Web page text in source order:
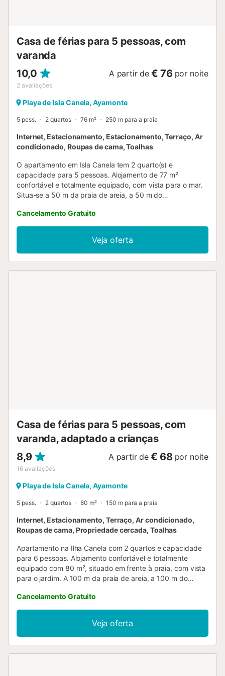
Casa de férias para 5 pessoas, com
varanda
10,0
2 avaliações
A partir de € 76 por noite
Playa de Isla Canela, Ayamonte
5 pess. 2 quartos 76 m² 250 m para a praia
Internet, Estacionamento, Estacionamento, Terraço, Ar
condicionado, Roupas de cama, Toalhas
O apartamento em Isla Canela tem 2 quarto(s) e
capacidade para 5 pessoas. Alojamento de 77 m²
confortável e totalmente equipado, com vista para o mar.
Situa-se a 50 m da praia de areia, a 50 m do
Golfe Isla Canela Old Course", a 6 km da cidade
"Ayamonte", a 157 km do aeroporto "Aeroporto de Sevilha
(SVQ)" e está localizado numa zona ideal para famílias e
junto ao mar. Dispõe de elevador, terraço, máquina de
lavar roupa, acesso à internet (wifi), aquecimento com
Cancelamento Gratuito
Veja oferta
Casa de férias para 5 pessoas, com
varanda, adaptado a crianças
8,9
16 avaliações
A partir de € 68 por noite
Playa de Isla Canela, Ayamonte
5 pess. 2 quartos 80 m² 150 m para a praia
Internet, Estacionamento, Terraço, Ar condicionado,
Roupas de cama, Propriedade cercada, Toalhas
Apartamento na Ilha Canela com 2 quartos e capacidade
para 6 pessoas. Alojamento confortável e totalmente
equipado com 80 m², situado em frente à praia, com vista
para o jardim. A 100 m da praia de areia, a 100 m do
numa zona ideal para famílias e junto ao mar. Dispõe de
elevador, mobiliário de jardim, terreno vedado, 25 m² de
terraço, ferro de engomar, acesso à internet (wifi), secador
de cabelo, parque infantil, campo de ténis, campo de
padel, aquecimento por bomba de calor, ar condicionado
Cancelamento Gratuito
Veja oferta